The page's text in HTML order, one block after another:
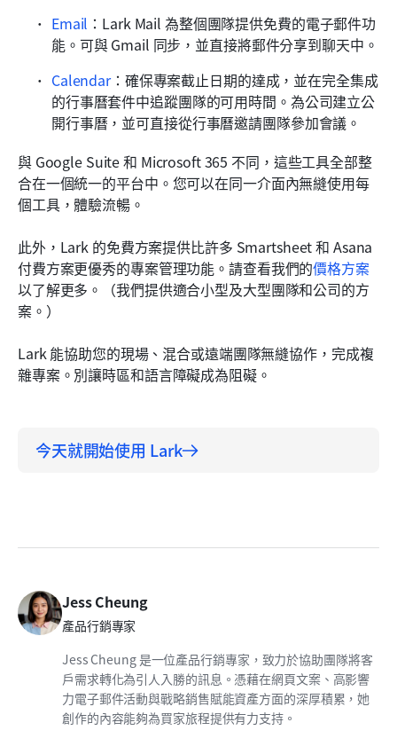
Email ：Lark Mail 為整個團隊提供免費的電子郵件功
能。可與 Gmail 同步，並直接將郵件分享到聊天中。
Calendar：確保專案截止日期的達成，並在完全集成
的行事曆套件中追蹤團隊的可用時間。為公司建立公
開行事曆，並可直接從行事曆邀請團隊參加會議。
與 Google Suite 和 Microsoft 365 不同，這些工具全部整
合在一個統一的平台中。您可以在同一介面內無縫使用每
個工具，體驗流暢。
此外，Lark 的免費方案提供比許多 Smartsheet 和 Asana
付費方案更優秀的專案管理功能。請查看我們的價格方案
以了解更多。（我們提供適合小型及大型團隊和公司的方
案。）
Lark 能協助您的現場、混合或遠端團隊無縫協作，完成複
雜專案。別讓時區和語言障礙成為阻礙。
今天就開始使用 Lark
Jess Cheung
產品行銷專家
Jess Cheung 是一位產品行銷專家，致力於協助團隊將客
戶需求轉化為引人入勝的訊息。憑藉在網頁文案、高影響
力電子郵件活動與戰略銷售賦能資產方面的深厚積累，她
創作的內容能夠為買家旅程提供有力支持。